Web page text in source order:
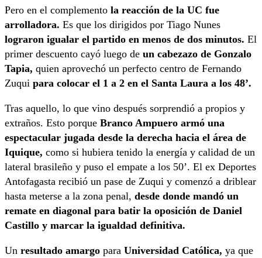
Pero en el complemento la reacción de la UC fue
arrolladora. Es que los dirigidos por Tiago Nunes
lograron igualar el partido en menos de dos minutos. El
primer descuento cayó luego de un cabezazo de Gonzalo
Tapia, quien aprovechó un perfecto centro de Fernando
Zuqui para colocar el 1 a 2 en el Santa Laura a los 48’.
Tras aquello, lo que vino después sorprendió a propios y
extraños. Esto porque Branco Ampuero armó una
espectacular jugada desde la derecha hacia el área de
Iquique, como si hubiera tenido la energía y calidad de un
lateral brasileño y puso el empate a los 50’. El ex Deportes
Antofagasta recibió un pase de Zuqui y comenzó a driblear
hasta meterse a la zona penal, desde donde mandó un
remate en diagonal para batir la oposición de Daniel
Castillo y marcar la igualdad definitiva.
Un resultado amargo para Universidad Católica, ya que